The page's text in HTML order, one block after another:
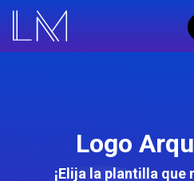
Logo
¡Elija la plantilla que